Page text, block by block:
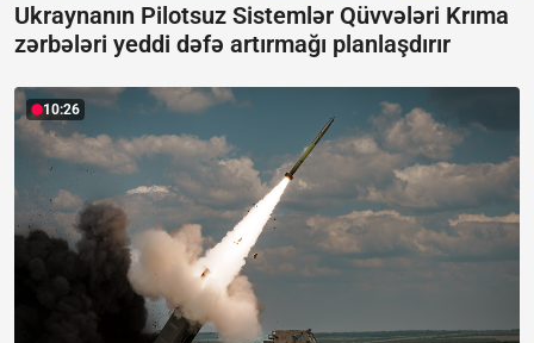
Ukraynanın Pilotsuz Sistemlər Qüvvələri Krıma
zərbələri yeddi dəfə artırmağı planlaşdırır
10:26